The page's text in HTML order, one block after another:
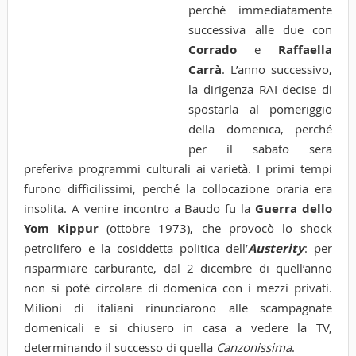
perché immediatamente
successiva alle due con
Corrado e Raffaella
Carrà. L’anno successivo,
la dirigenza RAI decise di
spostarla al pomeriggio
della domenica, perché
per il sabato sera
preferiva programmi culturali ai varietà. I primi tempi
furono difficilissimi, perché la collocazione oraria era
insolita. A venire incontro a Baudo fu la Guerra dello
Yom Kippur(ottobre 1973), che provocò lo shock
petrolifero e la cosiddetta politica dell’Austerity: per
risparmiare carburante, dal 2 dicembre di quell’anno
non si poté circolare di domenica con i mezzi privati.
Milioni di italiani rinunciarono alle scampagnate
domenicali e si chiusero in casa a vedere la TV,
determinando il successo di quella Canzonissima.